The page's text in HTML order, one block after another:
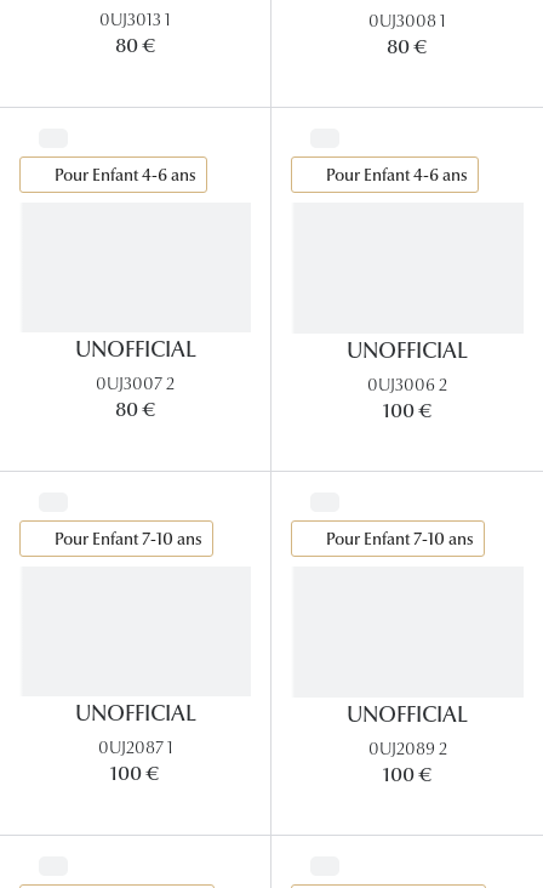
Lunettes
Lunettes
Voir
Voir tous
0UJ3013 1
80 €
0UJ3008 1
80 €
Pour Enfant 4-6 ans
UNOFFICIAL
0UJ3007 2
80 €
Pour Enfant 4-6 ans
UNOFFICIAL
0UJ3006 2
100 €
Pour Enfant 7-10 ans
UNOFFICIAL
0UJ2087 1
100 €
Pour Enfant 7-10 ans
UNOFFICIAL
0UJ2089 2
100 €